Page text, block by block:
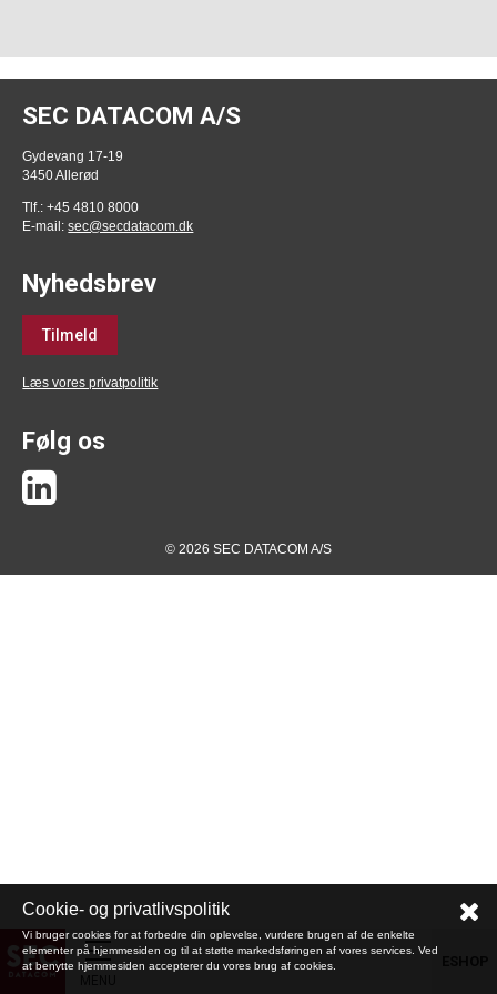
SEC DATACOM A/S
Gydevang 17-19
3450 Allerød
Tlf.: +45 4810 8000
E-mail:sec@secdatacom.dk
Nyhedsbrev
Tilmeld
Læs vores privatpolitik
Følg os
© 2026 SEC DATACOM A/S
Cookie- og privatlivspolitik
Vi bruger cookies for at forbedre din oplevelse, vurdere brugen af de enkelte
elementer på hjemmesiden og til at støtte markedsføringen af vores services. Ved
at benytte hjemmesiden accepterer du vores brug af cookies.